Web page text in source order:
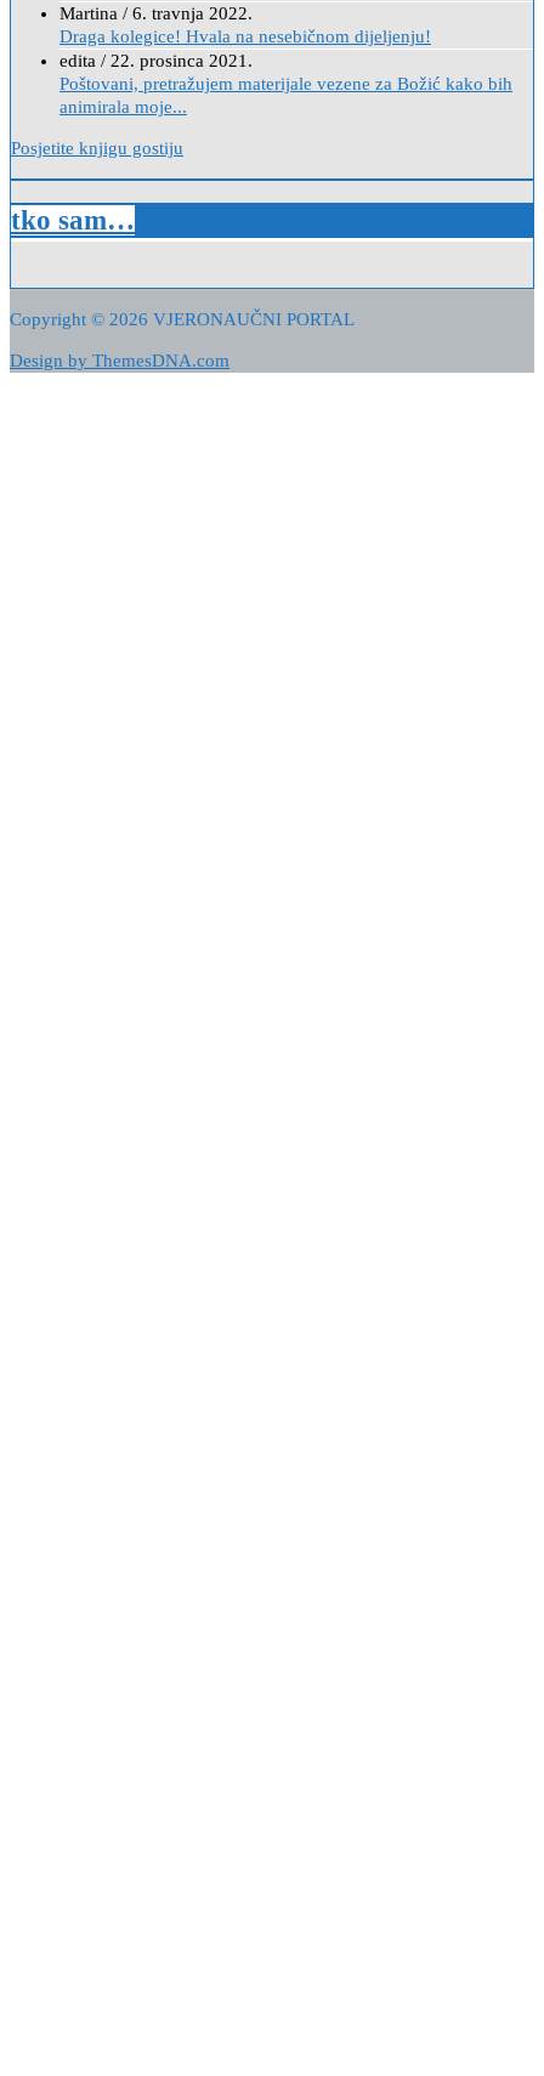
Martina / 6. travnja 2022.
Draga kolegice! Hvala na nesebičnom dijeljenju!
edita / 22. prosinca 2021.
Poštovani, pretražujem materijale vezene za Božić kako bih
animirala moje...
Posjetite knjigu gostiju
tko sam…
Copyright © 2026 VJERONAUČNI PORTAL
Design by ThemesDNA.com